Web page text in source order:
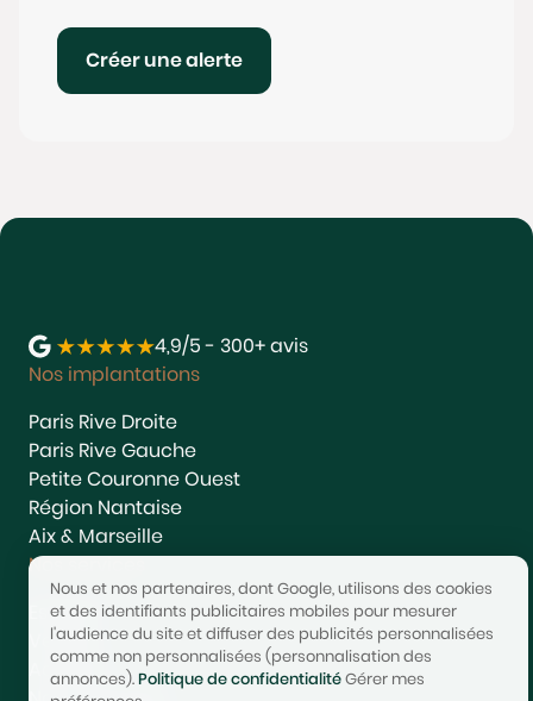
Créer une alerte
4,9/5 - 300+ avis
Nos implantations
Paris Rive Droite
Paris Rive Gauche
Petite Couronne Ouest
Région Nantaise
Aix & Marseille
Nos services
Estimer
Vendre
Acheter
Nous et nos partenaires, dont Google, utilisons des cookies
et des identifiants publicitaires mobiles pour mesurer
l'audience du site et diffuser des publicités personnalisées
comme non personnalisées (personnalisation des
annonces).Politique de confidentialitéGérer mes